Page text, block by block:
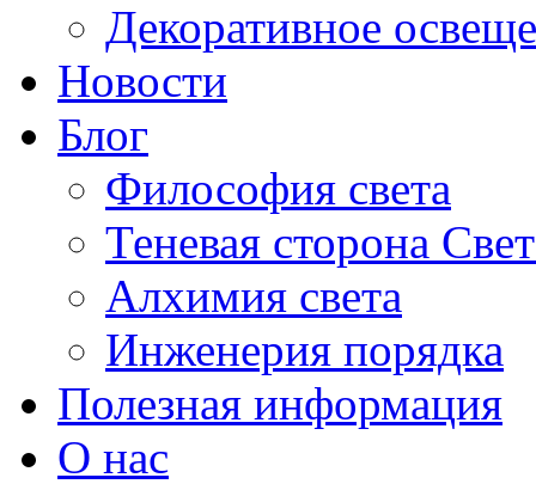
Декоративное
Новости
Блог
Философия света
Теневая сторона
Алхимия света
Инженерия порядка
Полезная информация
О нас